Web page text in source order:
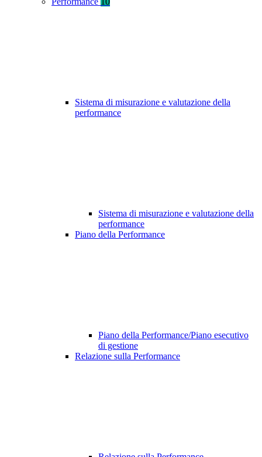
Sistema di misurazione e valutazione della
performance
Sistema di misurazione e valutazione della
performance
Piano della Performance
Piano della Performance/Piano esecutivo
di gestione
Relazione sulla Performance